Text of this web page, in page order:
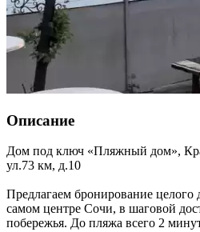
Описание
Дом под ключ «Пляжный дом»,
ул.73 км, д.10
Предлагаем бронирование целого
самом центре Сочи, в шаговой
побережья. До пляжа всего 2